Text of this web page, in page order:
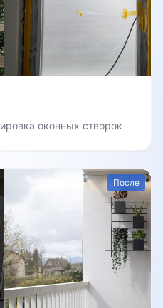
оконных створок
После